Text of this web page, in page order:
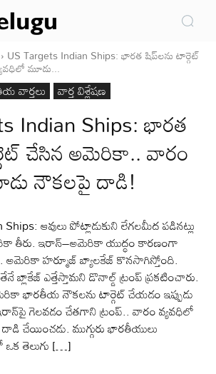
US Targets Indian Ships: భారత షిప్‌లను టార్గెట్‌
మూడు...
వార్తలు వార్త విశ్లేషణ
Indian Ships: భారత
చేసిన అమెరికా.. వారం
నౌకలపై దాడి!
ఆవులు పోట్లాడుకుని లేగలమీద పడినట్లు
తీరు. ఇరాన్‌–అమెరికా యుద్ధం కారణంగా
అమెరికా హర్మూజ్‌ బ్యాలకేజ్‌ కొనసాగిస్తోంది.
బ్లాకేజ్‌ ఎత్తేస్తామని డొనాల్డ్‌ ట్రంప్‌ ప్రకటించారు.
భారతీయ నౌకలను టార్గెట్‌ చేయడం ఇప్పుడు
గెలవడం చేతగాని ట్రంప్‌.. వారం వ్యవధిలో
చేయించడు. ముగ్గురు భారతీయులు
తెలుగు […]